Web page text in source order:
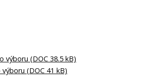
výboru (DOC 38.5 kB)
výboru (DOC 41 kB)